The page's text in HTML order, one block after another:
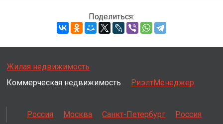
Поделиться:
Жилая недвижимость
Коммерческая недвижимость
РиэлтМенеджер
Россия Москва Санкт-Петербург Россия